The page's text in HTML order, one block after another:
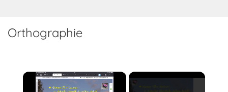
Orthographie
×